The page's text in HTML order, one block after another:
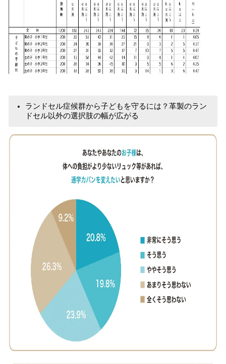
ランドセル症候群から子どもを守るには？革製のラン
ドセル以外の選択肢の幅が広がる